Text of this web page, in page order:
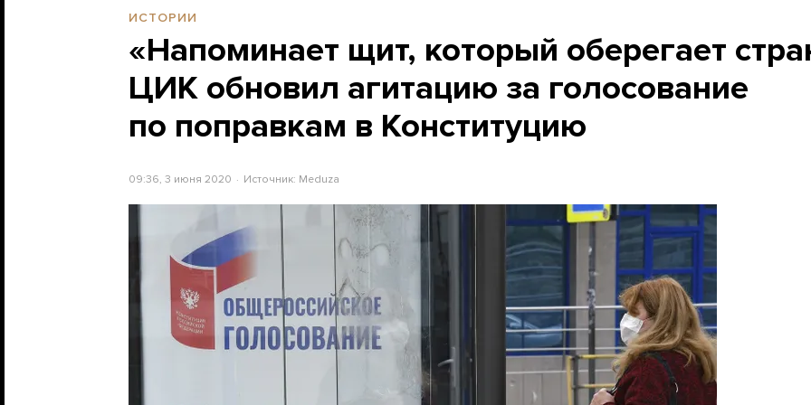
ИСТОРИИ
«Напоминает щит, который оберегает
ЦИК обновил агитацию за голосование
по поправкам в Конституцию
09:36, 3 июня 2020 Источник: Meduza